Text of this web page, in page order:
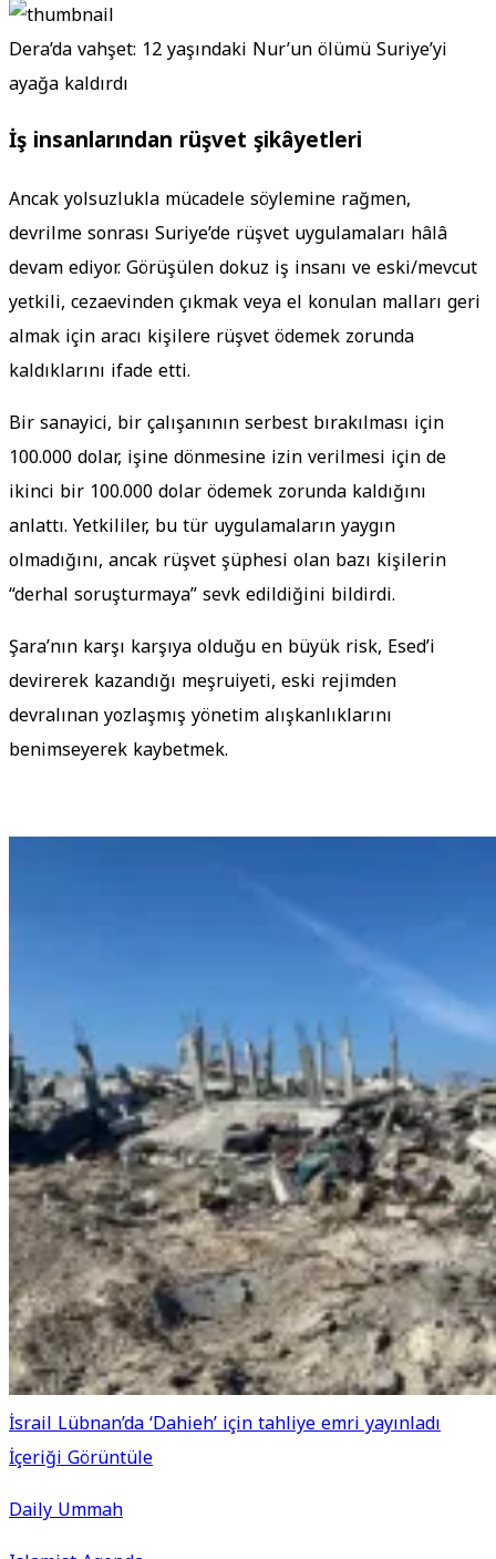
Dera’da vahşet: 12 yaşındaki Nur’un ölümü Suriye’yi
ayağa kaldırdı
İş insanlarından rüşvet şikâyetleri
Ancak yolsuzlukla mücadele söylemine rağmen,
devrilme sonrası Suriye’de rüşvet uygulamaları hâlâ
devam ediyor. Görüşülen dokuz iş insanı ve eski/mevcut
yetkili, cezaevinden çıkmak veya el konulan malları geri
almak için aracı kişilere rüşvet ödemek zorunda
kaldıklarını ifade etti.
Bir sanayici, bir çalışanının serbest bırakılması için
100.000 dolar, işine dönmesine izin verilmesi için de
ikinci bir 100.000 dolar ödemek zorunda kaldığını
anlattı. Yetkililer, bu tür uygulamaların yaygın
olmadığını, ancak rüşvet şüphesi olan bazı kişilerin
“derhal soruşturmaya” sevk edildiğini bildirdi.
Şara’nın karşı karşıya olduğu en büyük risk, Esed’i
devirerek kazandığı meşruiyeti, eski rejimden
devralınan yozlaşmış yönetim alışkanlıklarını
benimseyerek kaybetmek.
İsrail Lübnan’da ‘Dahieh’ için tahliye emri yayınladı
İçeriği Görüntüle
Daily Ummah